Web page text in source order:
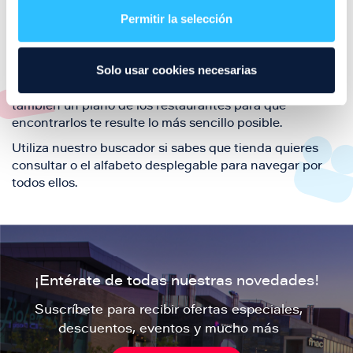
Permitir la selección
Solo usar cookies necesarias
también de nuestra oferta de ocio y shopping durante
podrás encontrar toda la información necesaria de
cada una de nuestras marcas. Sus datos de contacto y
también un plano de los restaurantes para que
encontrarlos te resulte lo más sencillo posible.
Utiliza nuestro buscador si sabes que tienda quieres
consultar o el alfabeto desplegable para navegar por
todos ellos.
¡Entérate de todas nuestras novedades!
Suscríbete para recibir ofertas especiales,
descuentos, eventos y mucho más